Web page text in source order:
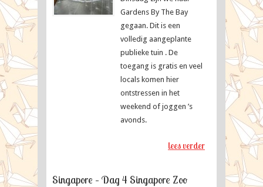
Gardens By The Bay
gegaan. Dit is een
volledig aangeplante
publieke tuin . De
toegang is gratis en veel
locals komen hier
ontstressen in het
weekend of joggen ’s
avonds.
lees verder
Singapore – Dag 4 Singapore Zoo